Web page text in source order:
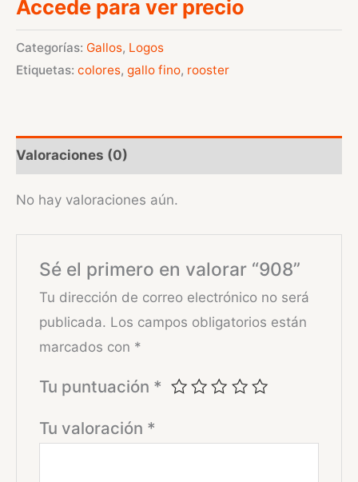
Accede para ver precio
Categorías: Gallos, Logos
Etiquetas: colores, gallo fino, rooster
Valoraciones (0)
No hay valoraciones aún.
Sé el primero en valorar “908”
Tu dirección de correo electrónico no será
publicada. Los campos obligatorios están
marcados con *
Tu puntuación *
Tu valoración *